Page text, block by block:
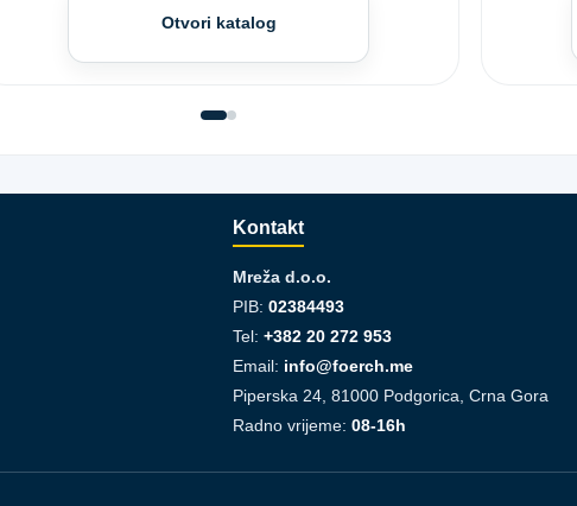
Otvori katalog
Kontakt
Mreža d.o.o.
PIB: 02384493
Tel: +382 20 272 953
Email: info@foerch.me
Piperska 24, 81000 Podgorica, Crna Gora
Radno vrijeme: 08-16h